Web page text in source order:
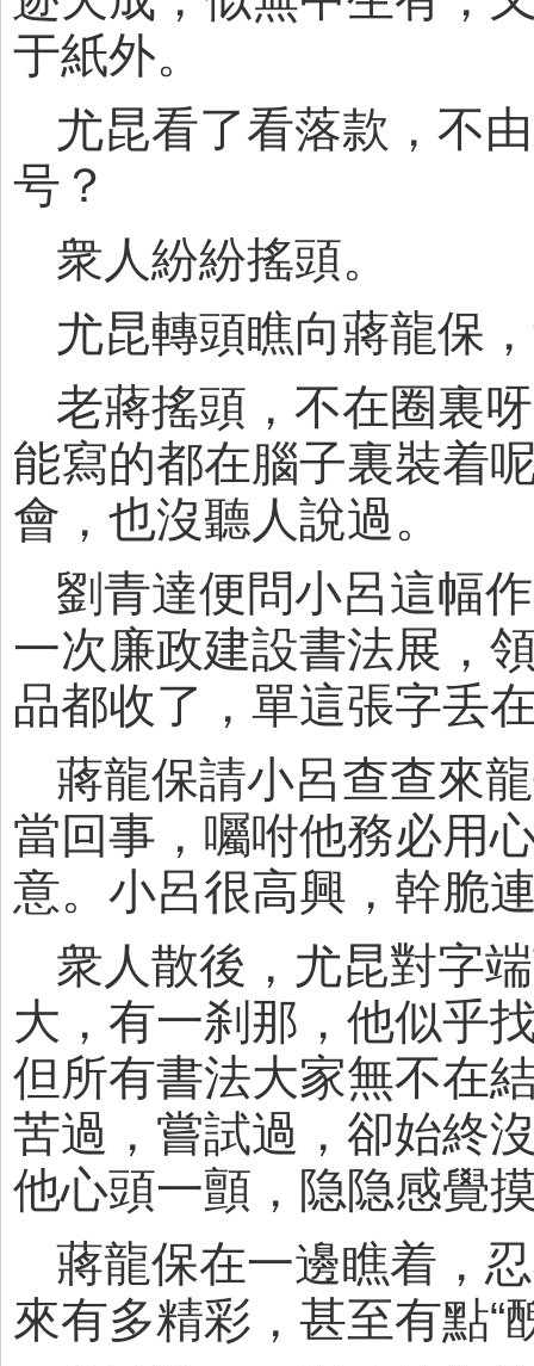
于紙外。
尤昆看了看落款，不
号？
衆人紛紛搖頭。
尤昆轉頭瞧向蔣龍保
老蔣搖頭，不在圈裏
能寫的都在腦子裏裝着
會，也沒聽人說過。
劉青達便問小呂這幅
一次廉政建設書法展，
品都收了，單這張字丢
蔣龍保請小呂查查來
當回事，囑咐他務必用
意。小呂很高興，幹脆
衆人散後，尤昆對字
大，有一刹那，他似乎
但所有書法大家無不在
苦過，嘗試過，卻始終
他心頭一顫，隐隐感覺
蔣龍保在一邊瞧着，
來有多精彩，甚至有點“